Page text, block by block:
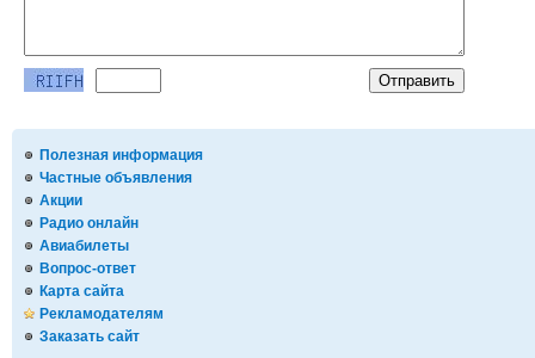
Полезная информация
Частные объявления
Акции
Радио онлайн
Авиабилеты
Вопрос-ответ
Карта сайта
Рекламодателям
Заказать сайт